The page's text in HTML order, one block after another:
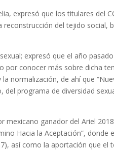
expresó que los titulares del
reconstrucción del tejido social,
expresó que el año
por conocer más sobre dicha
normalización, de ahí que
del programa de diversidad
mexicano ganador del Ariel
Hacia la Aceptación”, donde
así como la aportación que el